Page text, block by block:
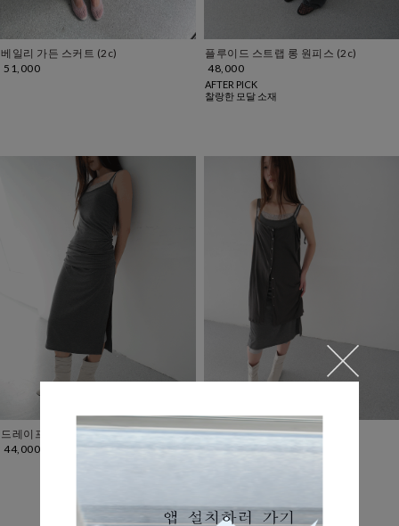
베일리 가든 스커트 (2c)
51,000
플루이드 스트랩 롱 원피스 (2c)
48,000
AFTER PICK
찰랑한 모달 소재
드레이프 맥시 롱 드레스 (2c)
44,000
뉴트럴 레이어 원피스 (3c)
47,000